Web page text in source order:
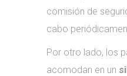
comisión de
cabo
Por otro lado, los
acomodan en un